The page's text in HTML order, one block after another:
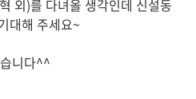
외)를 다녀올 생각인데 신설동
대해 주세요~
니다^^